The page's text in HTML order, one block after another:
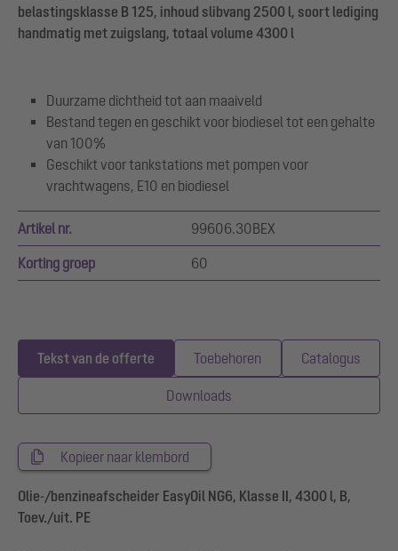
belastingsklasse B 125, inhoud slibvang 2500 l, soort lediging
handmatig met zuigslang, totaal volume 4300 l
Duurzame dichtheid tot aan maaiveld
Bestand tegen en geschikt voor biodiesel tot een gehalte
van 100%
Geschikt voor tankstations met pompen voor
vrachtwagens, E10 en biodiesel
Artikel nr. 99606.30BEX
Korting groep 60
Tekst van de offerte Toebehoren Catalogus
Downloads
Kopieer naar klembord
Olie-/benzineafscheider EasyOil NG6, Klasse II, 4300 l, B,
Toev./uit. PE